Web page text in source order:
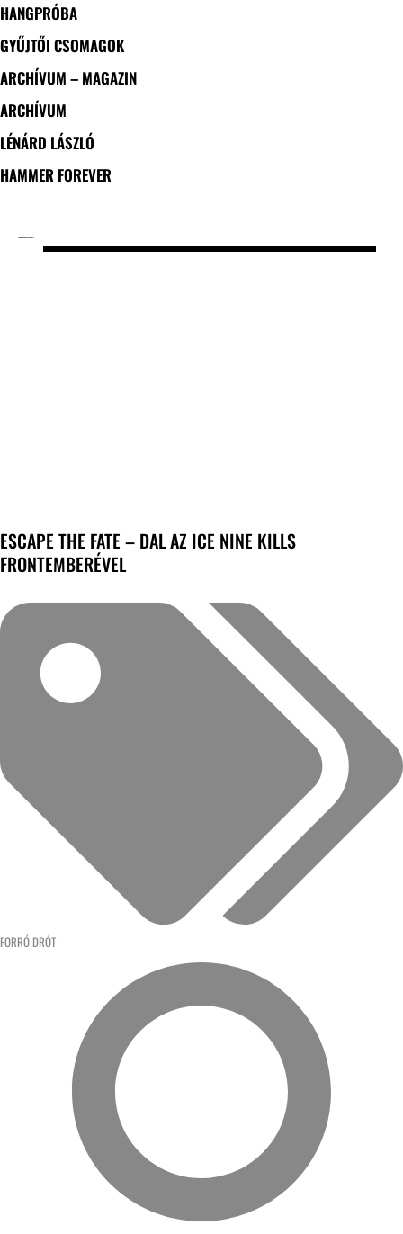
HANGPRÓBA
GYŰJTŐI CSOMAGOK
ARCHÍVUM – MAGAZIN
ARCHÍVUM
LÉNÁRD LÁSZLÓ
HAMMER FOREVER
ESCAPE THE FATE – DAL AZ ICE NINE KILLS
FRONTEMBERÉVEL
FORRÓ DRÓT